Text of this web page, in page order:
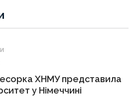
ХНМУ представила
у Німеччині